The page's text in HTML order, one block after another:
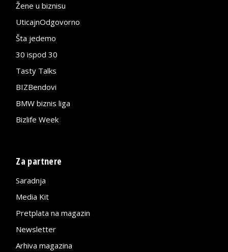
Žene u biznisu
UticajnOdgovorno
Šta jedemo
30 ispod 30
Tasty Talks
BIZBendovi
BMW biznis liga
Bizlife Week
Za partnere
Saradnja
Media Kit
Pretplata na magazin
Newsletter
Arhiva magazina